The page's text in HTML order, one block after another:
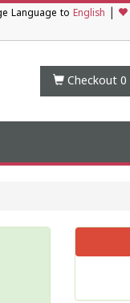
Language to English
Checkout 0